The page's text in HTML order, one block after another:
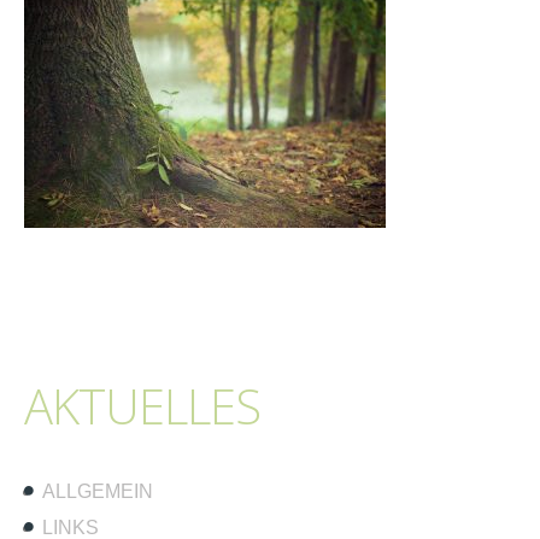
AKTUELLES
ALLGEMEIN
LINKS